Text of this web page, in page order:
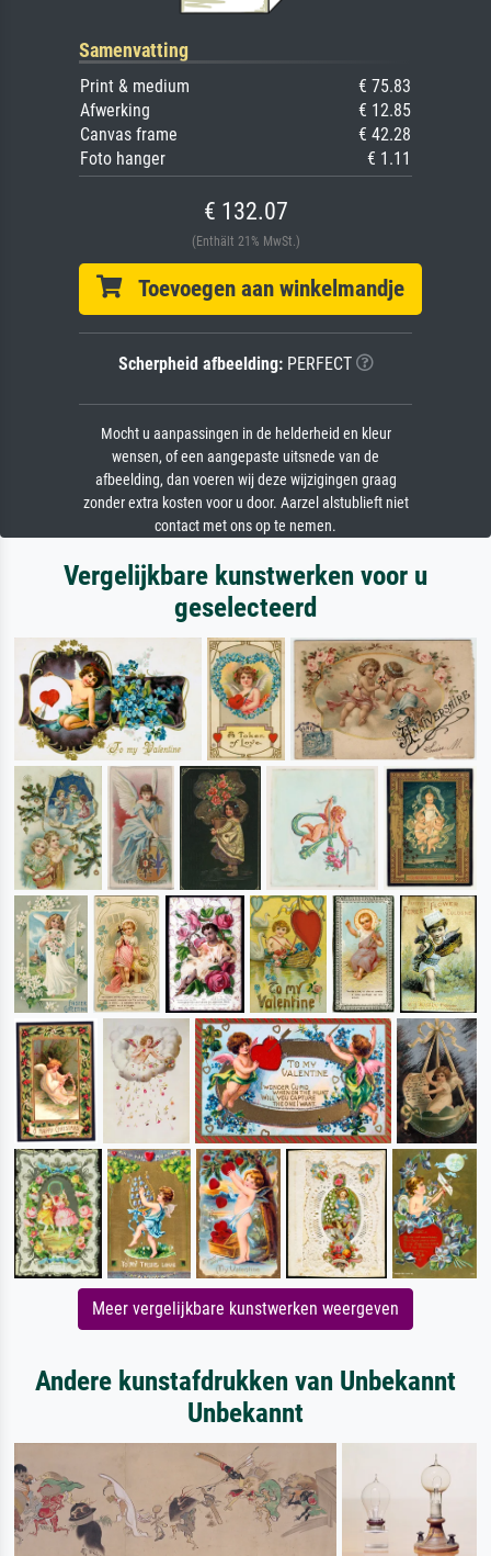
Samenvatting
Print & medium
€ 75.83
Afwerking
€ 12.85
Canvas frame
€ 42.28
Foto hanger
€ 1.11
€ 132.07
(Enthält 21% MwSt.)
Toevoegen aan winkelmandje
Scherpheid afbeelding:PERFECT
Mocht u aanpassingen in de helderheid en kleur
wensen, of een aangepaste uitsnede van de
afbeelding, dan voeren wij deze wijzigingen graag
zonder extra kosten voor u door. Aarzel alstublieft niet
contact met ons op te nemen.
Vergelijkbare kunstwerken voor u
geselecteerd
Meer vergelijkbare kunstwerken weergeven
Andere kunstafdrukken van Unbekannt
Unbekannt